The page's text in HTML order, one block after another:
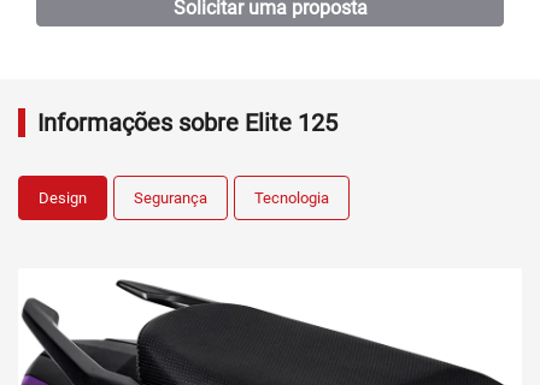
Oficina
Assistência Técnica
Agendamento de Recall
Test Ride